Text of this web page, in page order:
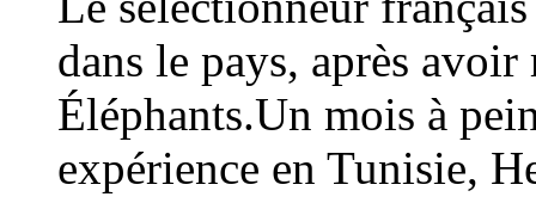
dans le pays, après
Éléphants.Un mois à
expérience en Tunisie,